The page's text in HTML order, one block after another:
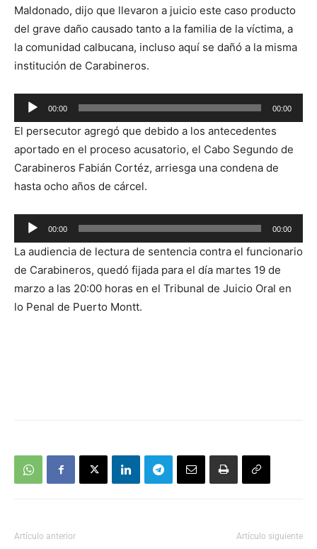
Maldonado, dijo que llevaron a juicio este caso producto
del grave daño causado tanto a la familia de la víctima, a
la comunidad calbucana, incluso aquí se dañó a la misma
institución de Carabineros.
Reproductor
de
audio
00:00 00:00
El persecutor agregó que debido a los antecedentes
aportado en el proceso acusatorio, el Cabo Segundo de
Carabineros Fabián Cortéz, arriesga una condena de
hasta ocho años de cárcel.
Reproductor
de
audio
00:00 00:00
La audiencia de lectura de sentencia contra el funcionario
de Carabineros, quedó fijada para el día martes 19 de
marzo a las 20:00 horas en el Tribunal de Juicio Oral en
lo Penal de Puerto Montt.
Artículo anterior Artículo siguiente